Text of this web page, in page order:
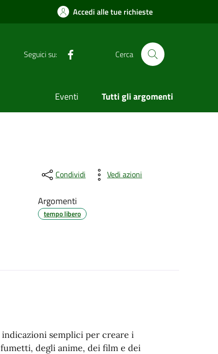
Accedi alle tue richieste
Seguici su: Cerca
Eventi Tutti gli argomenti
Condividi Vedi azioni
Argomenti
tempo libero
semplici per creare i
degli anime, dei film e dei